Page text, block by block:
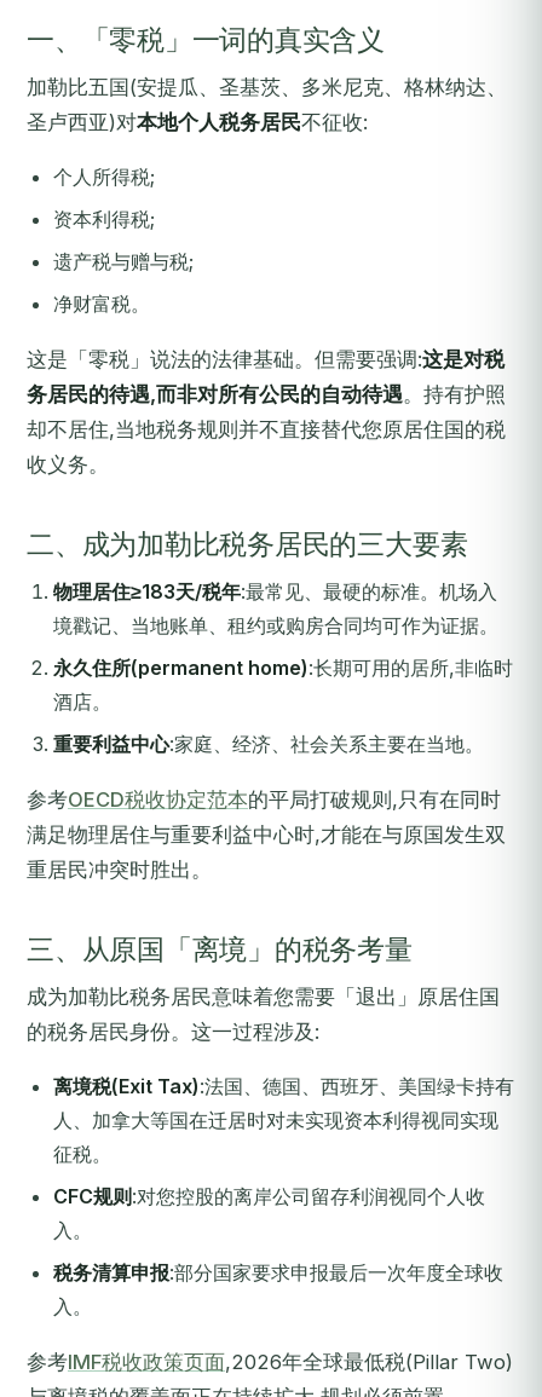
一、「零税」一词的真实含义
加勒比五国(安提瓜、圣基茨、多米尼克、格林纳达、
圣卢西亚)对本地个人税务居民不征收:
个人所得税;
资本利得税;
遗产税与赠与税;
净财富税。
这是「零税」说法的法律基础。但需要强调:这是对税
务居民的待遇,而非对所有公民的自动待遇。持有护照
却不居住,当地税务规则并不直接替代您原居住国的税
收义务。
二、成为加勒比税务居民的三大要素
物理居住≥183天/税年:最常见、最硬的标准。机场入
境戳记、当地账单、租约或购房合同均可作为证据。
永久住所(permanent home):长期可用的居所,非临时
酒店。
重要利益中心:家庭、经济、社会关系主要在当地。
参考OECD税收协定范本的平局打破规则,只有在同时
满足物理居住与重要利益中心时,才能在与原国发生双
重居民冲突时胜出。
三、从原国「离境」的税务考量
成为加勒比税务居民意味着您需要「退出」原居住国
的税务居民身份。这一过程涉及:
离境税(Exit Tax):法国、德国、西班牙、美国绿卡持有
人、加拿大等国在迁居时对未实现资本利得视同实现
征税。
CFC规则 :对您控股的离岸公司留存利润视同个人收
入。
税务清算申报:部分国家要求申报最后一次年度全球收
入。
参考IMF税收政策页面,2026年全球最低税(Pillar Two)